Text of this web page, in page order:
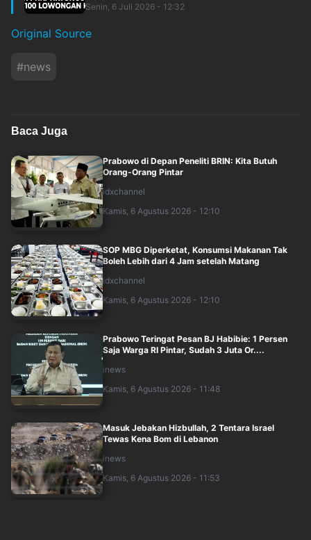
Senin, 6 Juli 2026 - 12:32
Original Source
#news
Baca Juga
Prabowo di Depan Peneliti BRIN: Kita Butuh
Orang-Orang Pintar
idxchannel
Kamis, 6 Agustus 2026 - 12:10
SOP MBG Diperketat, Konsumsi Makanan Tak
Boleh Lebih dari 4 Jam setelah Matang
idxchannel
Kamis, 6 Agustus 2026 - 12:10
Prabowo Teringat Pesan BJ Habibie: 1 Persen
Saja Warga RI Pintar, Sudah 3 Juta Or....
inews
Kamis, 6 Agustus 2026 - 11:48
Masuk Jebakan Hizbullah, 2 Tentara Israel
Tewas Kena Bom di Lebanon
inews
Kamis, 6 Agustus 2026 - 11:53